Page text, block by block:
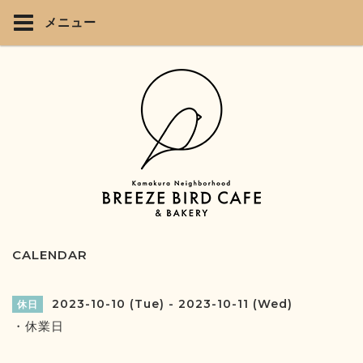
メニュー
CALENDAR
休日 2023-10-10 (Tue) - 2023-10-11 (Wed)
・休業日